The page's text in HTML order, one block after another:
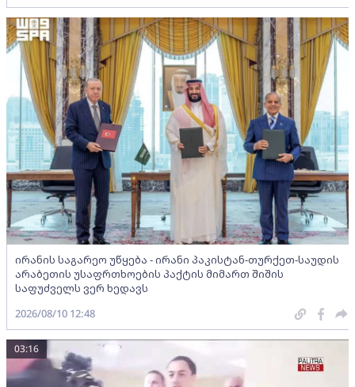
ირანის საგარეო უწყება - ირანი პაკისტან-თურქეთ-საუდის
არაბეთის უსაფრთხოების პაქტის მიმართ შიშის
საფუძველს ვერ ხედავს
2026/08/10 12:48
03:16